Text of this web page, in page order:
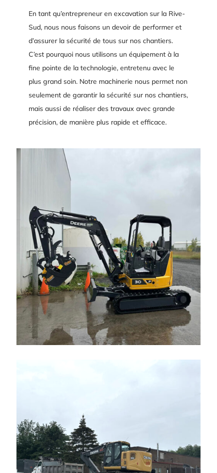
En tant qu’entrepreneur en excavation sur la Rive-
Sud, nous nous faisons un devoir de performer et
d’assurer la sécurité de tous sur nos chantiers.
C’est pourquoi nous utilisons un équipement à la
fine pointe de la technologie, entretenu avec le
plus grand soin. Notre machinerie nous permet non
seulement de garantir la sécurité sur nos chantiers,
mais aussi de réaliser des travaux avec grande
précision, de manière plus rapide et efficace.